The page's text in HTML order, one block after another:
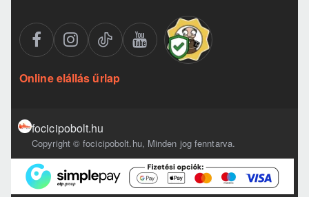
Online elállás űrlap
focicipobolt.hu
Copyright © focicipobolt.hu, Minden jog fenntarva.